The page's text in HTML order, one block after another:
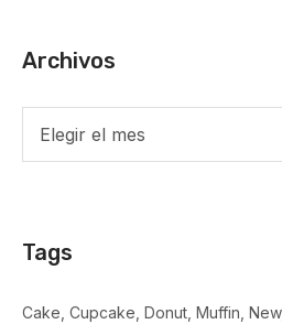
Archivos
Tags
Cake Cupcake Donut Muffin New